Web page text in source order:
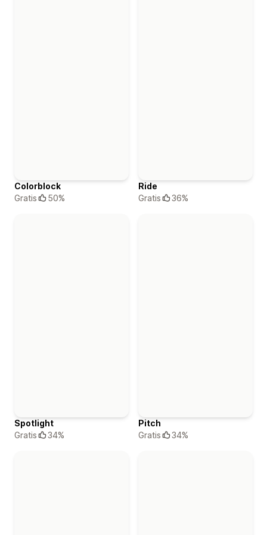
Colorblock
Gratis
50%
Ride
Gratis
36%
Spotlight
Gratis
34%
Pitch
Gratis
34%